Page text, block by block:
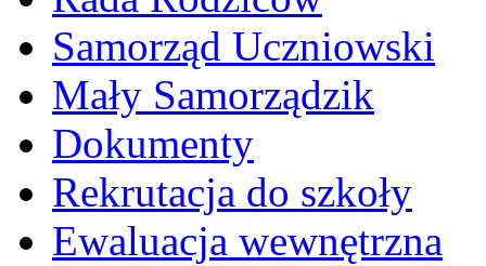
Samorząd Uczniowski
Mały Samorządzik
Dokumenty
Rekrutacja do szkoły
Ewaluacja wewnętrzna